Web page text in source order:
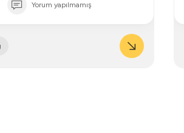
Yorum yapılmamış